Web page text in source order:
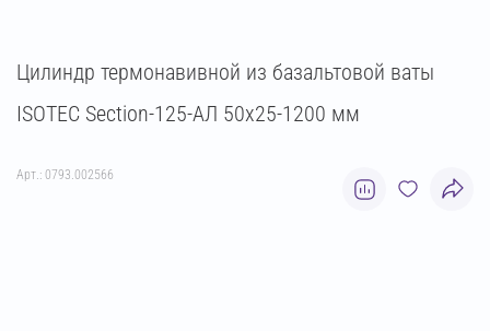
Цилиндр термонавивной из базальтовой ваты
ISOTEC Section-125-АЛ 50х25-1200 мм
Арт.: 0793.002566